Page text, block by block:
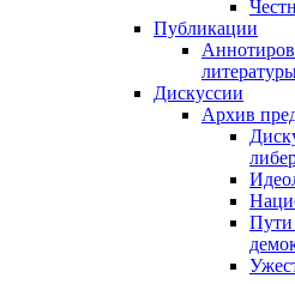
Публикации
Дискуссии
Архив
Пути